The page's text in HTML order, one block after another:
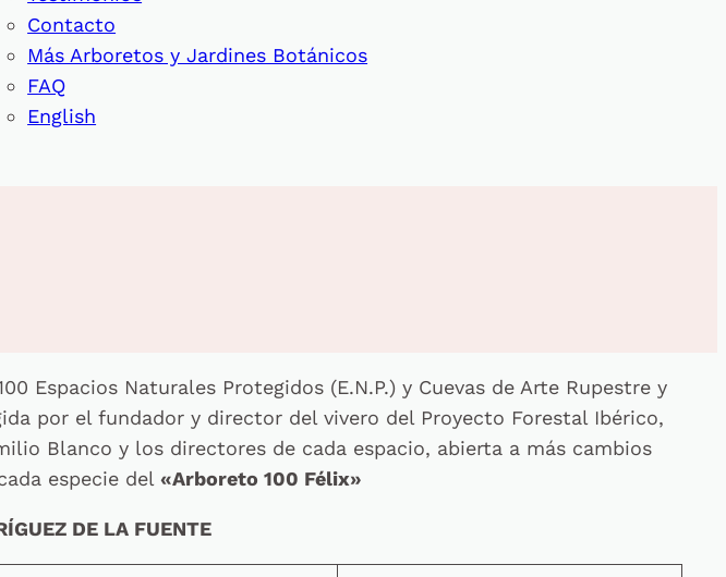
Contacto
Más Arboretos y Jardines Botánicos
FAQ
English
Espacios Naturales Protegidos (E.N.P.) y Cuevas de Arte Rupestre y
por el fundador y director del vivero del Proyecto Forestal Ibérico,
Blanco y los directores de cada espacio, abierta a más cambios
especie del «Arboreto 100 Félix»
DE LA FUENTE